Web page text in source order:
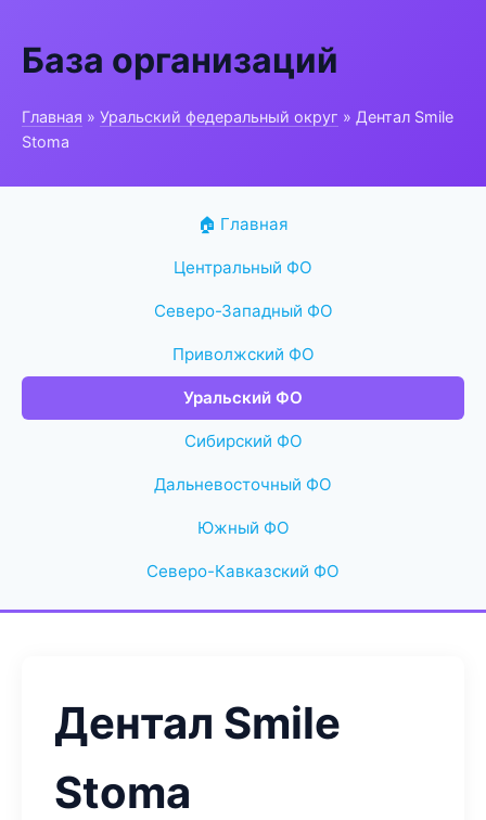
База организаций
Главная » Уральский федеральный округ » Дентал Smile
Stoma
🏠 Главная
Центральный ФО
Северо-Западный ФО
Приволжский ФО
Уральский ФО
Сибирский ФО
Дальневосточный ФО
Южный ФО
Северо-Кавказский ФО
Дентал Smile
Stoma